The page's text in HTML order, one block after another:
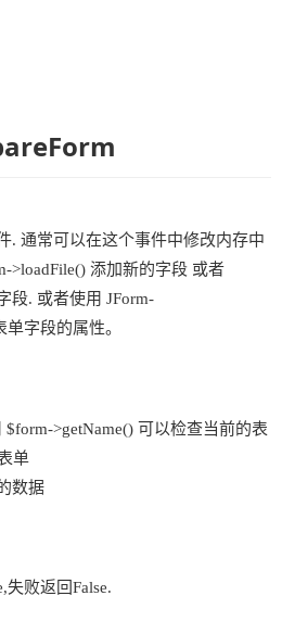
. 通常可以在这个事件中修改内存中
>loadFile() 添加新的字段 或者
段. 或者使用 JForm-
字段的属性。
$form->getName() 可以检查当前的表
单
数据
失败返回False.